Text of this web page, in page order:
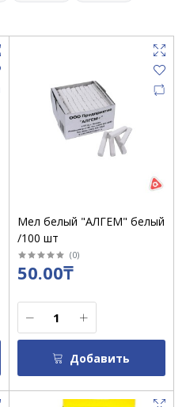
Мел белый "АЛГЕМ" белый
/100 шт
(0)
50.00₸
Добавить